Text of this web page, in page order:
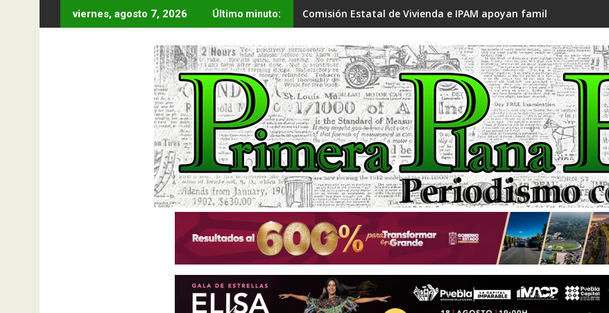
al
viernes, agosto 7, 2026 Último minuto: Comisión Estatal de Vivienda e IPAM apoyan familias migrantes